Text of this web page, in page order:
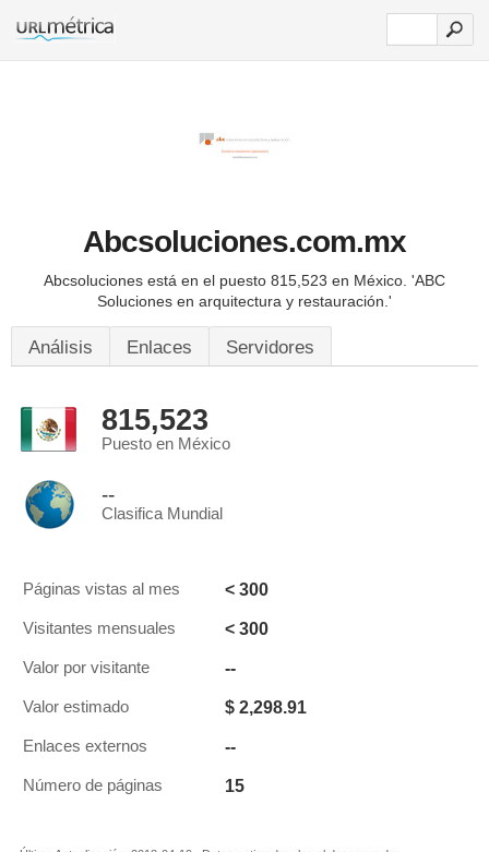
Abcsoluciones.com.mx
Abcsoluciones está en el puesto 815,523 en México. 'ABC
Soluciones en arquitectura y restauración.'
Análisis Enlaces Servidores
815,523
Puesto en México
--
Clasifica Mundial
Páginas vistas al mes < 300
Visitantes mensuales < 300
Valor por visitante --
Valor estimado $ 2,298.91
Enlaces externos --
Número de páginas 15